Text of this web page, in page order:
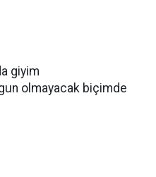
giyim
olmayacak biçimde